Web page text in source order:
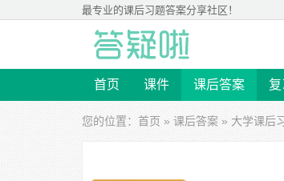
最专业的课后习题答案分享社区！
首页 课件 课后答案 复
您的位置： 首页 » 课后答案 » 大学课后